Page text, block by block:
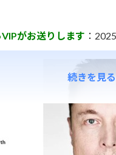
がお送りします ：
続きを見る